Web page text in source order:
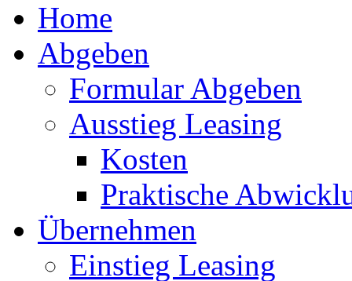
Home
Abgeben
Formular Abgeben
Ausstieg Leasing
Kosten
Praktische
Übernehmen
Einstieg Leasing